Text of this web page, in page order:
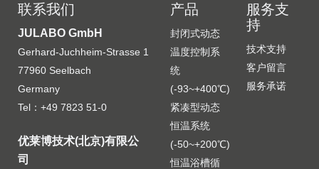
联系我们
JULABO GmbH
Gerhard-Juchheim-Strasse 1
77960 Seelbach
Germany
Tel：+49 7823 51-0
优莱博技术(北京)有限公
司
产品
封闭式动态
温度控制系
统
(-93~+400℃)
紧凑型动态
恒温系统
(-50~+200℃)
恒温浴槽循
服务支
持
技术支持
客户留言
服务承诺